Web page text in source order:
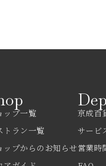
ップ一覧
トラン一覧
ップからのお知らせ
京成百
サービ
営業時